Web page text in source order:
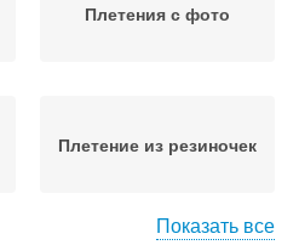
Плетения с фото
Плетение из резиночек
Показать все